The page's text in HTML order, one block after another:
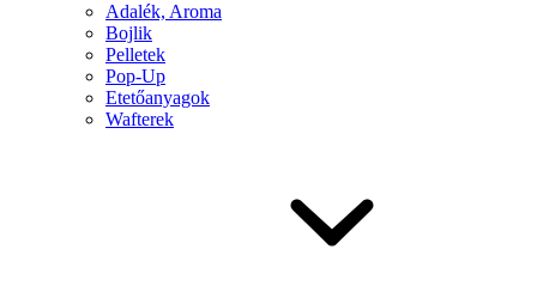
Adalék, Aroma
Bojlik
Pelletek
Pop-Up
Etetőanyagok
Wafterek